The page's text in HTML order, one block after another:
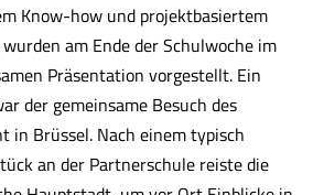
Know-how und projektbasiertem
am Ende der Schulwoche im
Präsentation vorgestellt. Ein
der gemeinsame Besuch des
in Brüssel. Nach einem typisch
an der Partnerschule reiste die